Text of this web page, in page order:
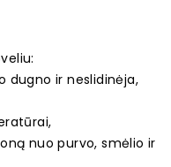
dugno ir neslidinėja,
nuo purvo, smėlio ir